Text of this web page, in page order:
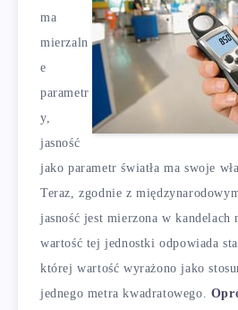
ma
mierzaln
e
parametr
y,
jasność
jako parametr światła ma swoje
Teraz, zgodnie z
jasność jest mierzona w kandelach
wartość tej jednostki odpowiada
której wartość wyrażono jako
jednego metra kwadratowego.